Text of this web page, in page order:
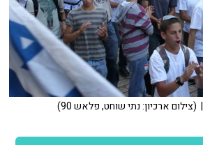
| (צילום ארכיון: נתי שוחט, פלאש 90)